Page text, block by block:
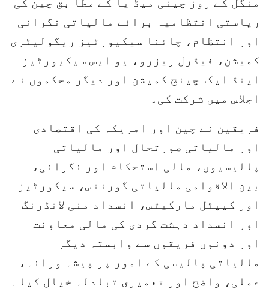
ریاستی انتظامیہ برائے مالیاتی نگرانی
اور انتظام، چائنا سیکیورٹیز ریگولیٹری
کمیشن، فیڈرل ریزرو، یو ایس سیکیورٹیز
اینڈ ایکسچینج کمیشن اور دیگر محکموں نے
اجلاس میں شرکت کی۔
فریقین نے چین اور امریکہ کی اقتصادی
اور مالیاتی صورتحال اور مالیاتی
پالیسیوں، مالی استحکام اور نگرانی،
بین الاقوامی مالیاتی گورننس، سیکورٹیز
اور کیپٹل مارکیٹس، انسداد منی لانڈرنگ
اور انسداد دہشت گردی کی مالی معاونت
اور دونوں فریقوں سے وابستہ دیگر
مالیاتی پالیسی کے امور پر پیشہ ورانہ،
عملی، واضح اور تعمیری تبادلہ خیال کیا۔